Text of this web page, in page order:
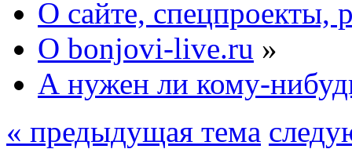
О сайте, спецпроекты,
О bonjovi-live.ru »
А нужен ли кому-
« предыдущая тема